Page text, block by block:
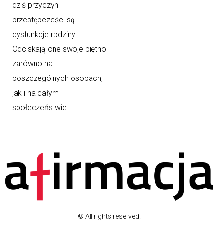
dziś przyczyn
przestępczości są
dysfunkcje rodziny.
Odciskają one swoje piętno
zarówno na
poszczególnych osobach,
jak i na całym
społeczeństwie.
© All rights reserved.